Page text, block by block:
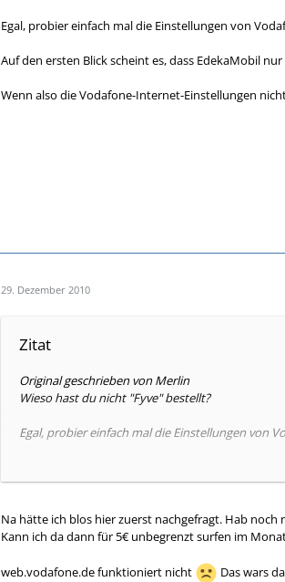
Egal, probier einfach mal die Einstellungen von
Auf den ersten Blick scheint es, dass EdekaMobil
Wenn also die Vodafone-Internet-Einstellungen
29. Dezember 2010
Zitat
Original geschrieben von Merlin
Wieso hast du nicht "Fyve" bestellt?
Egal, probier einfach mal die Einstellungen von
Auf den ersten Blick scheint es, dass
konfigurieren ;).
Wenn also die Vodafone-Internet-Einstellungen
Na hätte ich blos hier zuerst nachgefragt. Hab noch
Kann ich da dann für 5€ unbegrenzt surfen im
web.vodafone.de funktioniert nicht Das wars